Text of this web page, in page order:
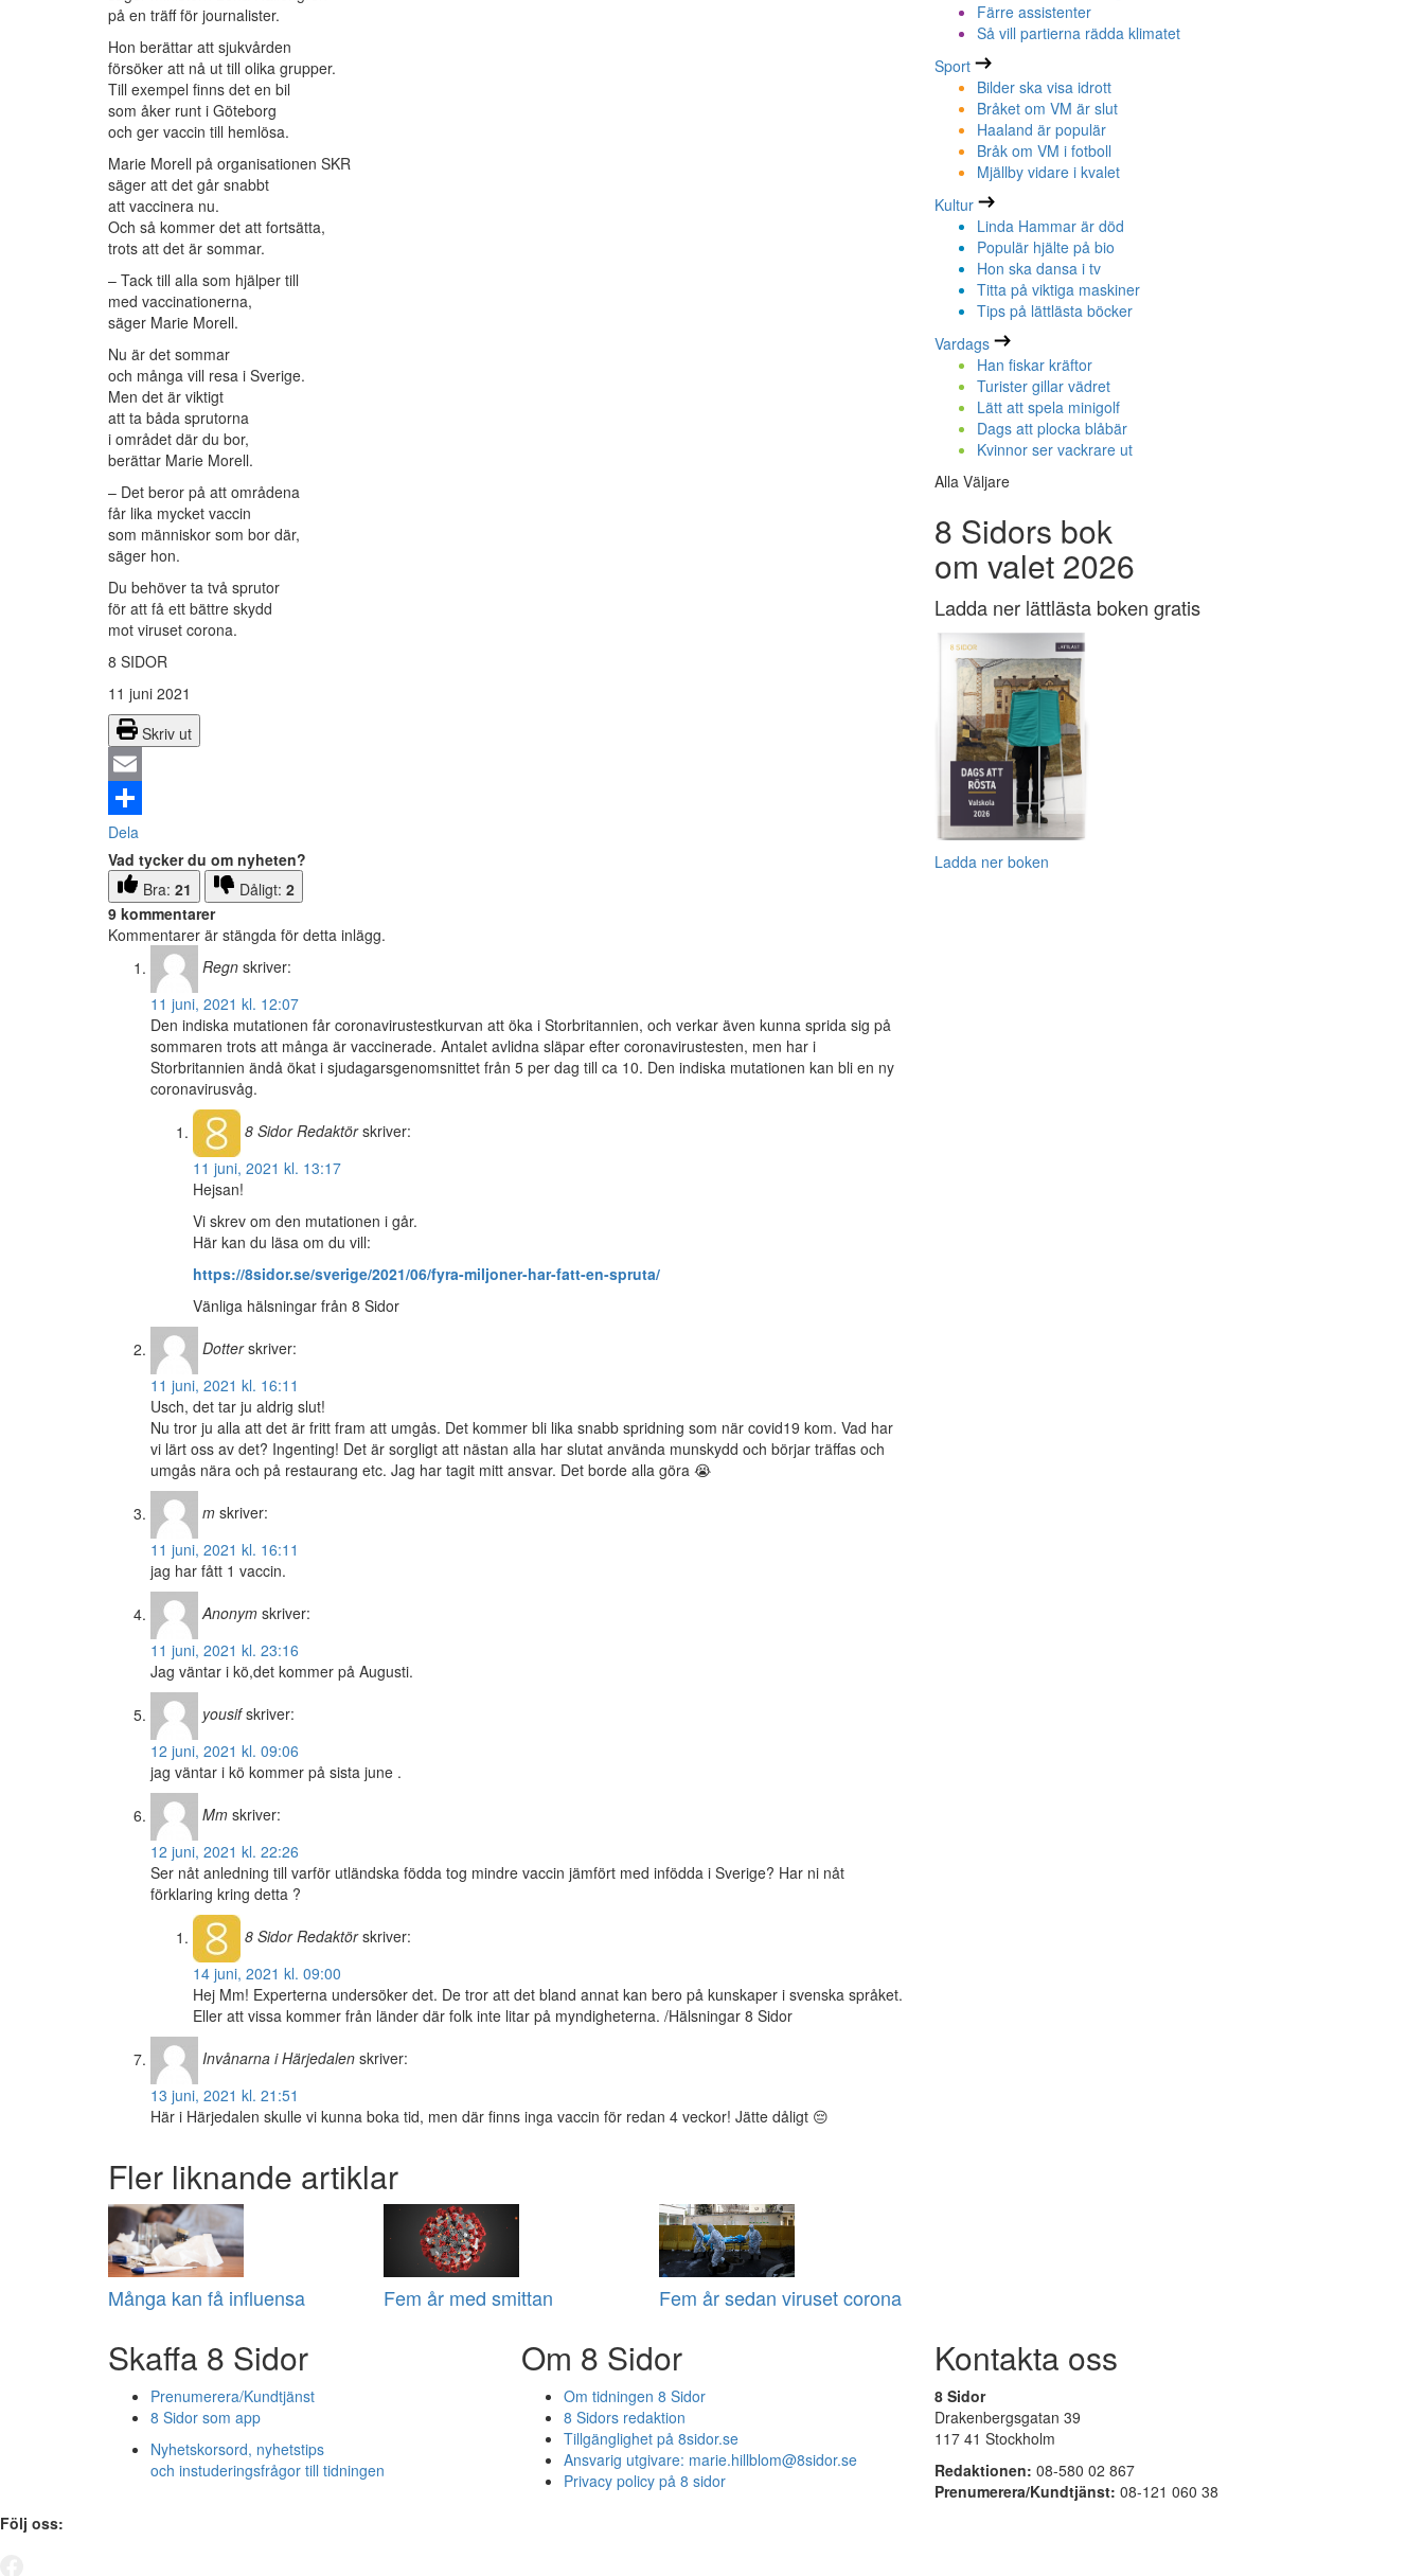
på en träff för journalister.
Hon berättar att sjukvården
försöker att nå ut till olika grupper.
Till exempel finns det en bil
som åker runt i Göteborg
och ger vaccin till hemlösa.
Marie Morell på organisationen SKR
säger att det går snabbt
att vaccinera nu.
Och så kommer det att fortsätta,
trots att det är sommar.
– Tack till alla som hjälper till
med vaccinationerna,
säger Marie Morell.
Nu är det sommar
och många vill resa i Sverige.
Men det är viktigt
att ta båda sprutorna
i området där du bor,
berättar Marie Morell.
– Det beror på att områdena
får lika mycket vaccin
som människor som bor där,
säger hon.
Du behöver ta två sprutor
för att få ett bättre skydd
mot viruset corona.
8 SIDOR
11 juni 2021
Skriv ut
Email
Dela
Vad tycker du om nyheten?
Bra: 21 Dåligt: 2
9 kommentarer
Kommentarer är stängda för detta inlägg.
Regn skriver:
11 juni, 2021 kl. 12:07
Den indiska mutationen får coronavirustestkurvan att öka i Storbritannien, och verkar även kunna sprida sig på
sommaren trots att många är vaccinerade. Antalet avlidna släpar efter coronavirustesten, men har i
Storbritannien ändå ökat i sjudagarsgenomsnittet från 5 per dag till ca 10. Den indiska mutationen kan bli en ny
coronavirusvåg.
8 SidorRedaktör skriver:
11 juni, 2021 kl. 13:17
Hejsan!
Vi skrev om den mutationen i går.
Här kan du läsa om du vill:
https://8sidor.se/sverige/2021/06/fyra-miljoner-har-fatt-en-spruta/
Vänliga hälsningar från 8 Sidor
Dotter skriver:
11 juni, 2021 kl. 16:11
Usch, det tar ju aldrig slut!
Nu tror ju alla att det är fritt fram att umgås. Det kommer bli lika snabb spridning som när covid19 kom. Vad har
vi lärt oss av det? Ingenting! Det är sorgligt att nästan alla har slutat använda munskydd och börjar träffas och
umgås nära och på restaurang etc. Jag har tagit mitt ansvar. Det borde alla göra 😭
m skriver:
11 juni, 2021 kl. 16:11
jag har fått 1 vaccin.
Anonym skriver:
11 juni, 2021 kl. 23:16
Jag väntar i kö,det kommer på Augusti.
yousif skriver:
12 juni, 2021 kl. 09:06
jag väntar i kö kommer på sista june .
Mm skriver:
12 juni, 2021 kl. 22:26
Ser nåt anledning till varför utländska födda tog mindre vaccin jämfört med infödda i Sverige? Har ni nåt
förklaring kring detta ?
8 SidorRedaktör skriver:
14 juni, 2021 kl. 09:00
Hej Mm! Experterna undersöker det. De tror att det bland annat kan bero på kunskaper i svenska språket.
Eller att vissa kommer från länder där folk inte litar på myndigheterna. /Hälsningar 8 Sidor
Invånarna i Härjedalen skriver:
13 juni, 2021 kl. 21:51
Här i Härjedalen skulle vi kunna boka tid, men där finns inga vaccin för redan 4 veckor! Jätte dåligt 😔
Fler liknande artiklar
Många kan få influensa Fem år med smittan Fem år sedan viruset corona
Färre assistenter
Så vill partierna rädda klimatet
Sport
Bilder ska visa idrott
Bråket om VM är slut
Haaland är populär
Bråk om VM i fotboll
Mjällby vidare i kvalet
Kultur
Linda Hammar är död
Populär hjälte på bio
Hon ska dansa i tv
Titta på viktiga maskiner
Tips på lättlästa böcker
Vardags
Han fiskar kräftor
Turister gillar vädret
Lätt att spela minigolf
Dags att plocka blåbär
Kvinnor ser vackrare ut
Alla Väljare
8 Sidors bok
om valet 2026
Ladda ner lättlästa boken gratis
Ladda ner boken
Skaffa 8 Sidor
Prenumerera/Kundtjänst
8 Sidor som app
Nyhetskorsord, nyhetstips
och instuderingsfrågor till tidningen
Om 8 Sidor
Om tidningen 8 Sidor
8 Sidors redaktion
Tillgänglighet på 8sidor.se
Ansvarig utgivare: marie.hillblom@8sidor.se
Privacy policy på 8 sidor
Kontakta oss
8 Sidor
Drakenbergsgatan 39
117 41 Stockholm
Redaktionen: 08-580 02 867
Prenumerera/Kundtjänst: 08-121 060 38
Följ oss: